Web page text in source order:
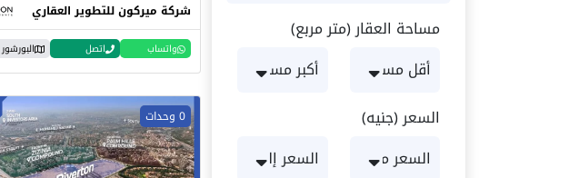
مساحة العقار (متر مربع)
السعر (جنيه)
شركة ميركون للتطوير العقاري
واتساب اتصل البورشور
0 وحدات